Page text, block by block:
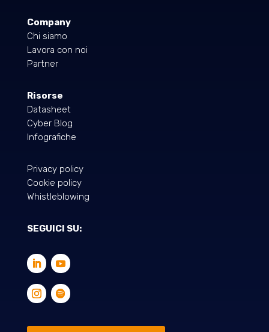
Company
Chi siamo
Lavora con noi
Partner
Risorse
Datasheet
Cyber Blog
Infografiche
Privacy policy
Cookie policy
Whistleblowing
SEGUICI SU: